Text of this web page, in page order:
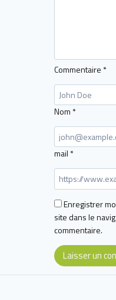
Commentaire *
Nom *
mail *
Enregistrer
site dans le
commentaire.